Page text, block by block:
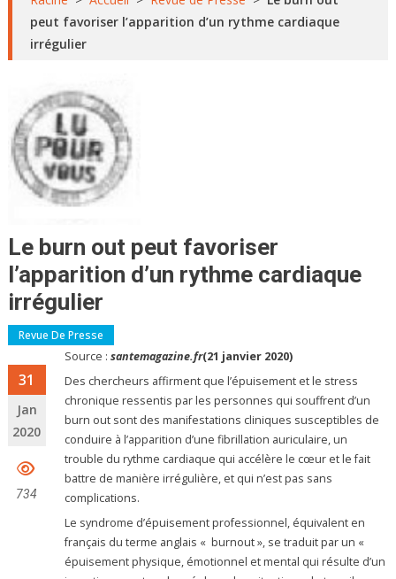
peut favoriser l’apparition d’un rythme cardiaque
irrégulier
Le burn out peut favoriser
l’apparition d’un rythme cardiaque
irrégulier
Revue De Presse
31
Jan
2020
734
Source :santemagazine.fr(21 janvier 2020)
Des chercheurs affirment que l’épuisement et le stress
chronique ressentis par les personnes qui souffrent d’un
burn out sont des manifestations cliniques susceptibles de
conduire à l’apparition d’une fibrillation auriculaire, un
trouble du rythme cardiaque qui accélère le cœur et le fait
battre de manière irrégulière, et qui n’est pas sans
complications.
Le syndrome d’épuisement professionnel, équivalent en
français du terme anglais « burnout », se traduit par un «
épuisement physique, émotionnel et mental qui résulte d’un